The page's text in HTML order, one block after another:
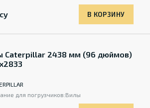
В КОРЗИНУ
Caterpillar 2438 мм (96 дюймов)
для погрузчиков:Вилы